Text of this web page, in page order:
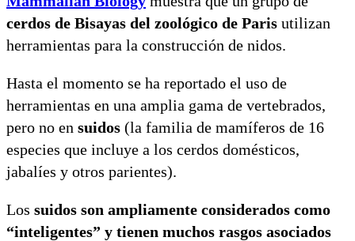
cerdos de Bisayas del zoológico de Paris utilizan
herramientas para la construcción de nidos.
Hasta el momento se ha reportado el uso de
herramientas en una amplia gama de vertebrados,
pero no en suidos (la familia de mamíferos de 16
especies que incluye a los cerdos domésticos,
jabalíes y otros parientes).
Los suidos son ampliamente considerados como
“inteligentes” y tienen muchos rasgos asociados